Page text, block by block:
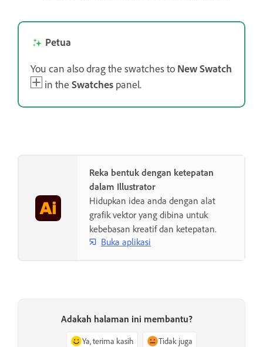
Petua
You can also drag the swatches to New Swatch
in the Swatches panel.
Reka bentuk dengan ketepatan
dalam Illustrator
Hidupkan idea anda dengan alat
grafik vektor yang dibina untuk
kebebasan kreatif dan ketepatan.
Buka aplikasi
Adakah halaman ini membantu?
Ya, terima kasih Tidak juga